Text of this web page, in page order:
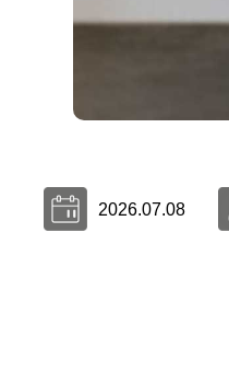
2026.07.08